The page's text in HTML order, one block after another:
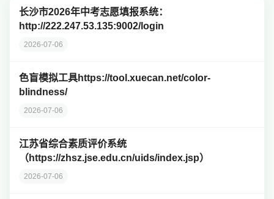
长沙市2026年中考志愿填报系统：
http://222.247.53.135:9002/login
2026-07-06
色盲模拟工具https://tool.xuecan.net/color-
blindness/
2026-07-06
江苏省综合素质评价系统
（https://zhsz.jse.edu.cn/uids/index.jsp）
2026-07-06